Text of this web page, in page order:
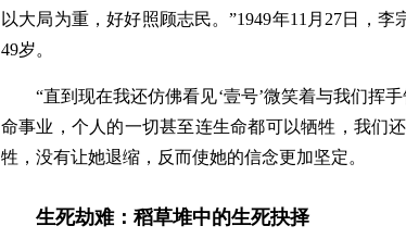
以大局为重，好好照顾志民。”1949年11月27日，李
49岁。
“直到现在我还仿佛看见‘壹号’微笑着与我们挥
命事业，个人的一切甚至连生命都可以牺牲，我们
牲，没有让她退缩，反而使她的信念更加坚定。
生死劫难：稻草堆中的生死抉择